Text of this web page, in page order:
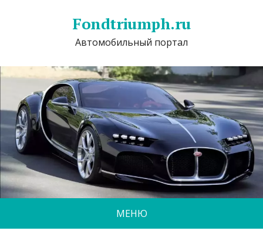
Fondtriumph.ru
Автомобильный портал
МЕНЮ